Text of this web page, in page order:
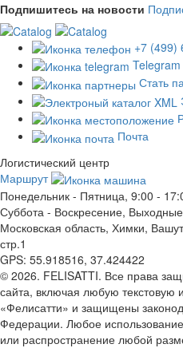
Подпишитесь на новости
+7 (499)
Telegram
Стать
Почта
Логистический центр
Маршрут
Понедельник - Пятница, 9:00 -
Суббота - Воскресение, Выходные
Московская область, Химки,
стр.1
GPS: 55.918516, 37.424422
© 2026. FELISATTI. Все права
сайта, включая любую
«Фелисатти» и защищены
Федерации. Любое
или распространение любой